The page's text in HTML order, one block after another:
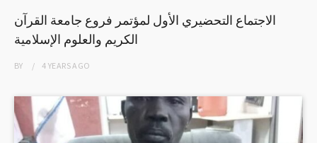
الاجتماع التحضيري الأول لمؤتمر فروع جامعة القرآن
الكريم والعلوم الإسلامية
BY 4 YEARSAGO